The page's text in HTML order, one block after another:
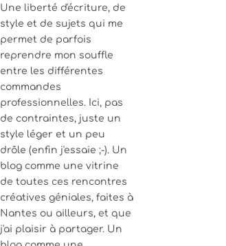
Une liberté d'écriture, de
style et de sujets qui me
permet de parfois
reprendre mon souffle
entre les différentes
commandes
professionnelles. Ici, pas
de contraintes, juste un
style léger et un peu
drôle (enfin j'essaie ;-). Un
blog comme une vitrine
de toutes ces rencontres
créatives géniales, faites à
Nantes ou ailleurs, et que
j'ai plaisir à partager. Un